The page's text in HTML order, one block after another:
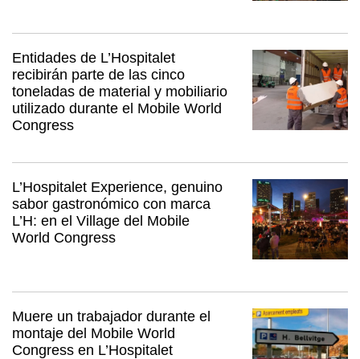
Entidades de L’Hospitalet
recibirán parte de las cinco
toneladas de material y mobiliario
utilizado durante el Mobile World
Congress
L’Hospitalet Experience, genuino
sabor gastronómico con marca
L’H: en el Village del Mobile
World Congress
Muere un trabajador durante el
montaje del Mobile World
Congress en L’Hospitalet